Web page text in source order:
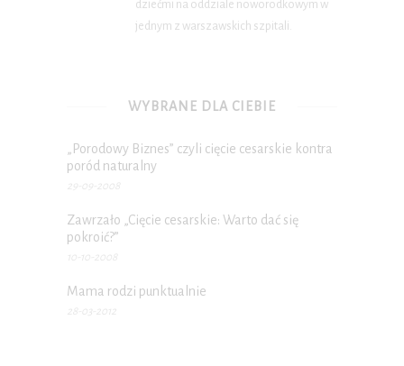
dziećmi na oddziale noworodkowym w
jednym z warszawskich szpitali.
WYBRANE DLA CIEBIE
„Porodowy Biznes” czyli cięcie cesarskie kontra
poród naturalny
29-09-2008
Zawrzało „Cięcie cesarskie: Warto dać się
pokroić?”
10-10-2008
Mama rodzi punktualnie
28-03-2012